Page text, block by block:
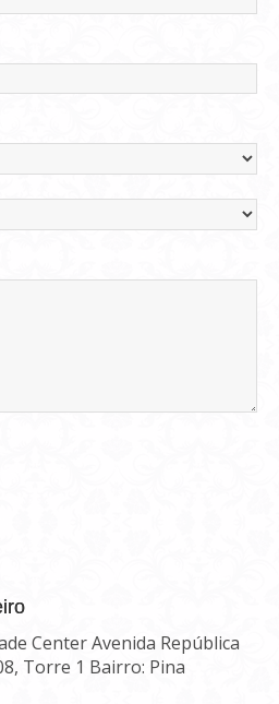
Center Avenida República
Torre 1 Bairro: Pina